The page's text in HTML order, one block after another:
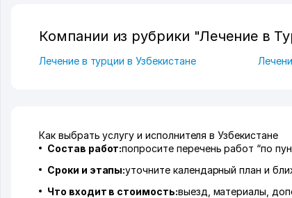
Компании из рубрики "Лечение в
Лечение в турции в Узбекистане
Как выбрать услугу и исполнителя в Узбекистане
Состав работ:попросите перечень работ “по
Сроки и этапы:уточните календарный план и
Что входит в стоимость:выезд, материалы,